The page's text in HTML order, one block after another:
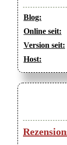
Blog:
Online seit:
Version seit:
Host: